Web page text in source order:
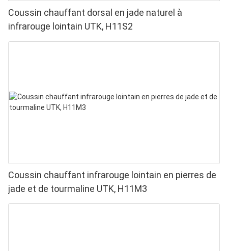
Coussin chauffant dorsal en jade naturel à
infrarouge lointain UTK, H11S2
Coussin chauffant infrarouge lointain en pierres de
jade et de tourmaline UTK, H11M3